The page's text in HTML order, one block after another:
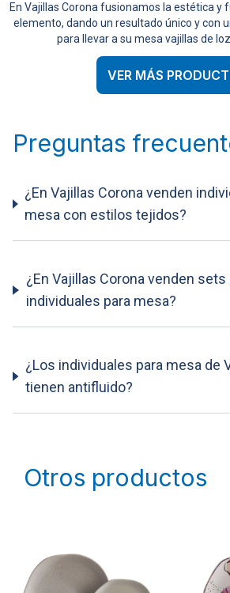
En Vajillas Corona fusionamos la estética y
elemento, dando un resultado único y con
para llevar a su mesa vajillas de
VER MÁS
Preguntas
¿En Vajillas Corona venden
mesa con estilos tejidos?
¿En Vajillas Corona venden sets
individuales para mesa?
¿Los individuales para mesa de
tienen antifluido?
Otros productos